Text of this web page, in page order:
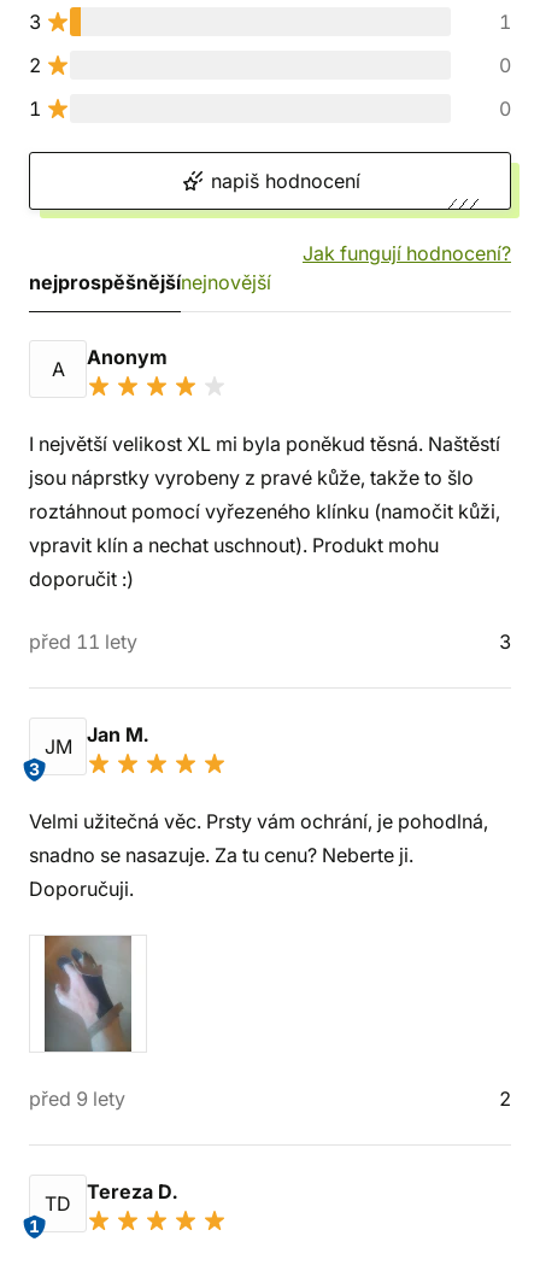
3
1
2
0
1
0
napiš hodnocení
Jak fungují hodnocení?
nejprospěšnějšínejnovější
A Anonym
I největší velikost XL mi byla poněkud těsná. Naštěstí
jsou náprstky vyrobeny z pravé kůže, takže to šlo
roztáhnout pomocí vyřezeného klínku (namočit kůži,
vpravit klín a nechat uschnout). Produkt mohu
doporučit :)
před 11 lety 3
JM
3
Jan M.
Velmi užitečná věc. Prsty vám ochrání, je pohodlná,
snadno se nasazuje. Za tu cenu? Neberte ji.
Doporučuji.
před 9 lety 2
TD
1
Tereza D.